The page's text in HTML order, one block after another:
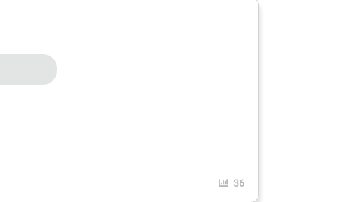
36